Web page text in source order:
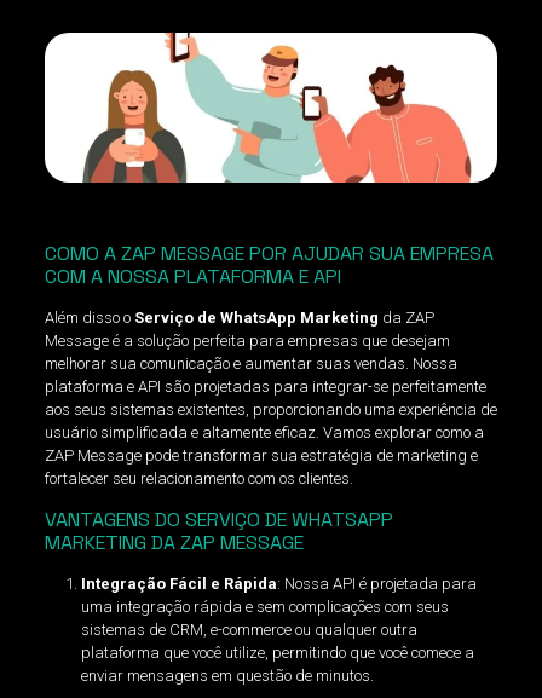
COMO A ZAP MESSAGE POR AJUDAR SUA EMPRESA
COM A NOSSA PLATAFORMA E API
Além disso o Serviço de WhatsApp Marketing da ZAP
Message é a solução perfeita para empresas que desejam
melhorar sua comunicação e aumentar suas vendas. Nossa
plataforma e API são projetadas para integrar-se perfeitamente
aos seus sistemas existentes, proporcionando uma experiência de
usuário simplificada e altamente eficaz. Vamos explorar como a
ZAP Message pode transformar sua estratégia de marketing e
fortalecer seu relacionamento com os clientes.
VANTAGENS DO SERVIÇO DE WHATSAPP
MARKETING DA ZAP MESSAGE
Integração Fácil e Rápida: Nossa API é projetada para
uma integração rápida e sem complicações com seus
sistemas de CRM, e-commerce ou qualquer outra
plataforma que você utilize, permitindo que você comece a
enviar mensagens em questão de minutos.